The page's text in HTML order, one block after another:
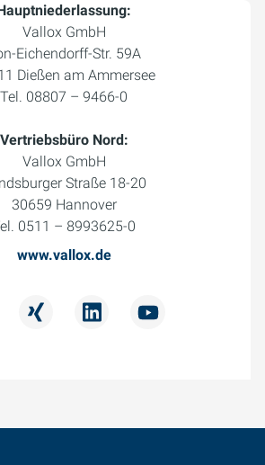
Vallox GmbH
Eichendorff-Str. 59A
Dießen am Ammersee
Tel. 08807 – 9466-0
Vertriebsbüro Nord:
Vallox GmbH
Straße 18-20
30659 Hannover
0511 – 8993625-0
www.vallox.de